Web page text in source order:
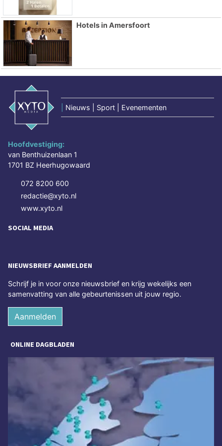
Hotels in Amersfoort
Nieuws | Sport | Evenementen
Hoofdvestiging:
van Benthuizenlaan 1
1701 BZ Heerhugowaard
072 8200 600
redactie@xyto.nl
www.xyto.nl
SOCIAL MEDIA
NIEUWSBRIEF AANMELDEN
Schrijf je in voor onze nieuwsbrief en krijg wekelijks een
samenvatting van alle gebeurtenissen uit jouw regio.
Aanmelden
ONLINE DAGBLADEN